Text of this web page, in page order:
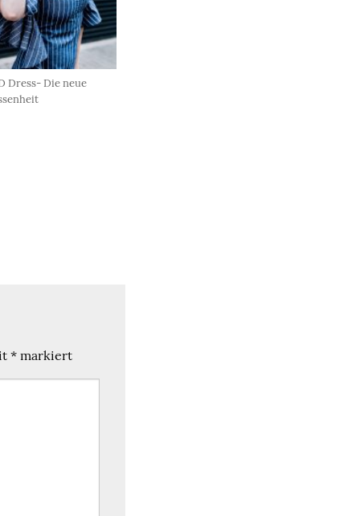
Dress- Die neue
* markiert